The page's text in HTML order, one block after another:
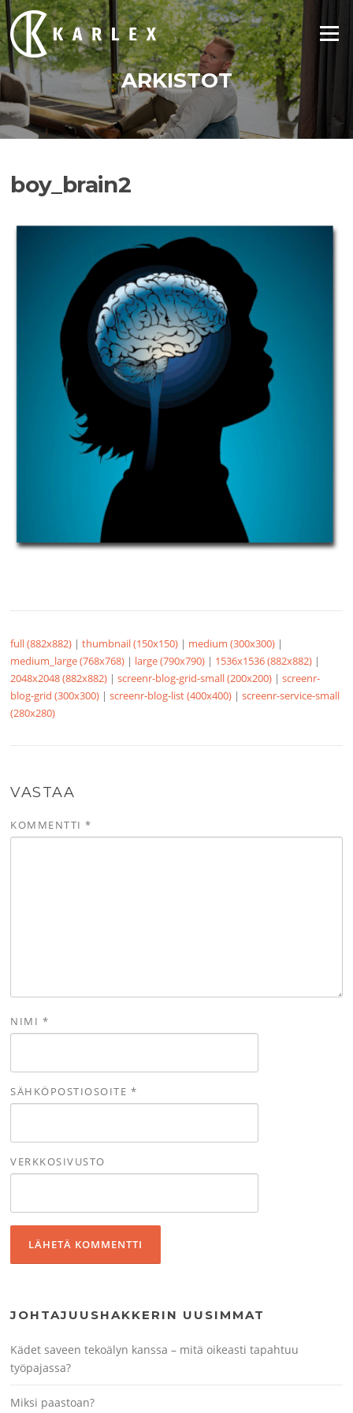
Siirry
suoraan
sisältöön
Valikko
ARKISTOT
boy_brain2
full (882x882) |thumbnail (150x150) | medium (300x300) |
medium_large (768x768) | large (790x790) | 1536x1536 (882x882) |
2048x2048 (882x882) |screenr-blog-grid-small (200x200) |screenr-
blog-grid (300x300) |screenr-blog-list (400x400) |screenr-service-small
(280x280)
VASTAA
KOMMENTTI*
NIMI *
SÄHKÖPOSTIOSOITE *
VERKKOSIVUSTO
JOHTAJUUSHAKKERIN UUSIMMAT
Kädet saveen tekoälyn kanssa – mitä oikeasti tapahtuu
työpajassa?
Miksi paastoan?